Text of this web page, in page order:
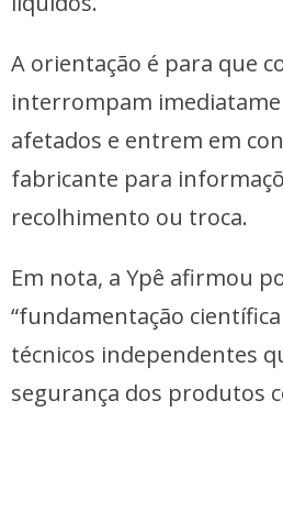
A orientação é para que
interrompam
afetados e entrem em
fabricante para
recolhimento ou troca.
Em nota, a Ypê afirmou
“fundamentação
técnicos independentes
segurança dos produtos